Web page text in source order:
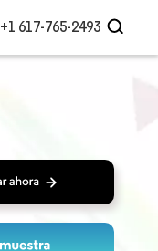
+1 617-765-2493